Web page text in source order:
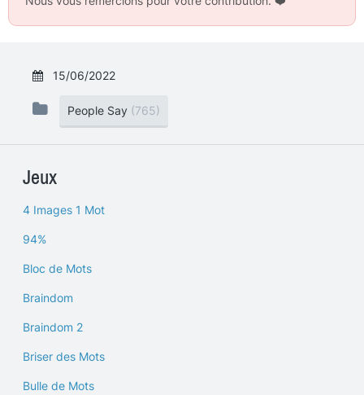
15/06/2022
People Say (765)
Jeux
4 Images 1 Mot
94%
Bloc de Mots
Braindom
Braindom 2
Briser des Mots
Bulle de Mots